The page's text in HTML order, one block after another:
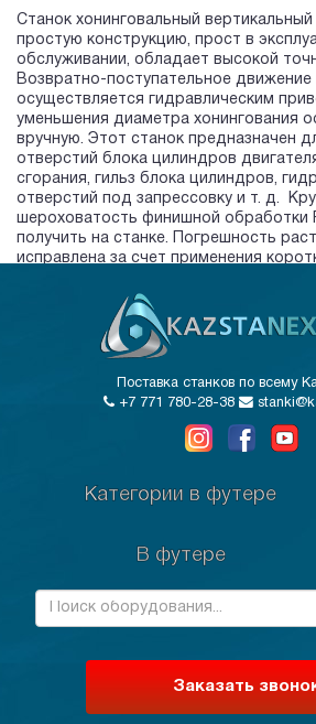
Станок хонинговальный
простую конструкцию, прост в
обслуживании, обладает высокой
Возвратно-поступательное движение
осуществляется гидравлическим
уменьшения диаметра хонингования
вручную. Этот станок предназначен
отверстий блока цилиндров
сгорания, гильз блока цилиндров,
отверстий под запрессовку и т. д.
шероховатость финишной обработки
получить на станке. Погрешность
исправлена за счет применения
Поставка станков по всему
+7 771 780-28-38
Категории в футере
В футере
Заказать